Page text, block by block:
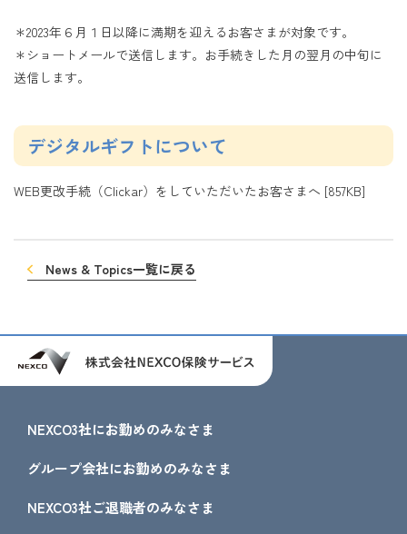
＊2023年６月１日以降に満期を迎えるお客さまが対象です。
＊ショートメールで送信します。お手続きした月の翌月の中旬に
送信します。
デジタルギフトについて
WEB更改手続（Clickar）をしていただいたお客さまへ [857KB]
News & Topics一覧に戻る
NEXCO3社にお勤めのみなさま
グループ会社にお勤めのみなさま
NEXCO3社ご退職者のみなさま